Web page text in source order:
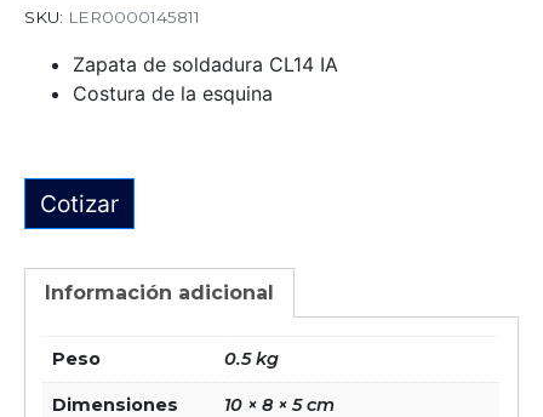
SKU: LER0000145811
Zapata de soldadura CL14 IA
Costura de la esquina
Cotizar
Información adicional
Peso 0.5 kg
Dimensiones 10 × 8 × 5 cm